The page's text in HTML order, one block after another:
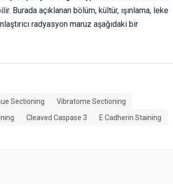
Burada açıklanan bölüm, kültür, ışınlama, leke
radyasyon maruz aşağıdaki bir
Sectioning
Vibratome Sectioning
Cleaved Caspase 3
E Cadherin Staining